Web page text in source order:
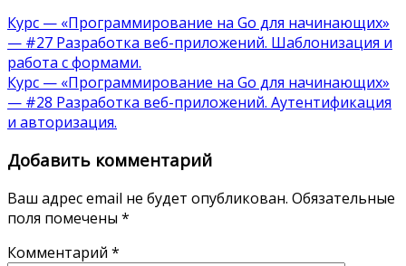
Курс — «Программирование на Go для начинающих»
— #27 Разработка веб-приложений. Шаблонизация и
работа с формами.
Курс — «Программирование на Go для начинающих»
— #28 Разработка веб-приложений. Аутентификация
и авторизация.
Добавить комментарий
Ваш адрес email не будет опубликован. Обязательные
поля помечены *
Комментарий *